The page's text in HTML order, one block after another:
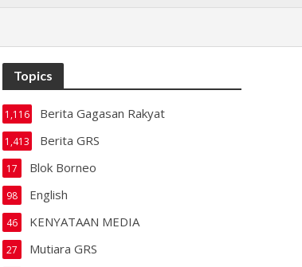
Topics
Berita Gagasan Rakyat
1,116
Berita GRS
1,413
Blok Borneo
17
English
98
KENYATAAN MEDIA
46
Mutiara GRS
27